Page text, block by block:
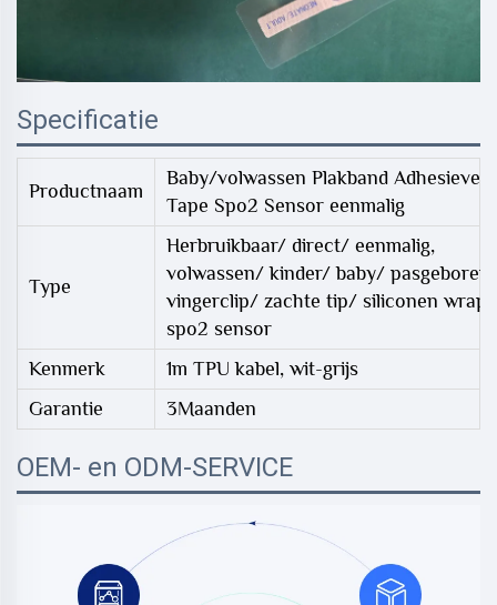
Specificatie
Productnaam
Baby/volwassen Plakband Adhesieve
Tape Spo2 Sensor eenmalig
Type
Herbruikbaar/ direct/ eenmalig,
volwassen/ kinder/ baby/ pasgeboren
vingerclip/ zachte tip/ siliconen wrap
spo2 sensor
Kenmerk
1m TPU kabel, wit-grijs
Garantie
3Maanden
OEM- en ODM-SERVICE